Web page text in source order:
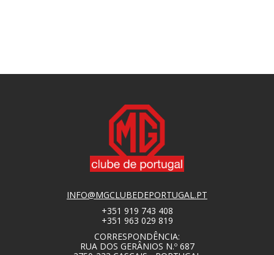
INFO@MGCLUBEDEPORTUGAL.PT
+351 919 743 408
+351 963 029 819
CORRESPONDÊNCIA:
RUA DOS GERÂNIOS N.º 687